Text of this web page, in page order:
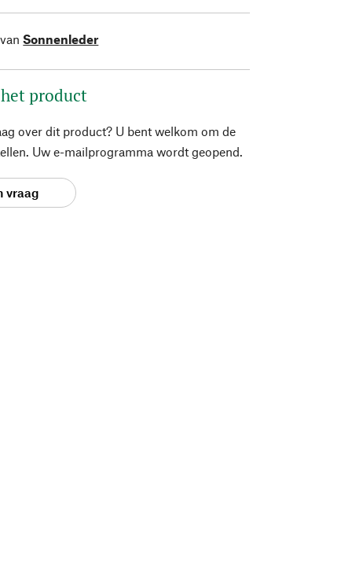
Sonnenleder
product
over dit product? U bent welkom om de
Uw e-mailprogramma wordt geopend.
vraag